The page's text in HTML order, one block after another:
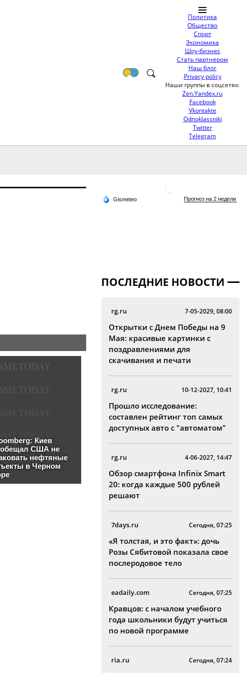
Политика
Общество
Спорт
Экономика
Шоу-бизнес
Стать партнером
Наш блог
Privacy policy
Наши группы в соцсетях:
Zen.Yandex.ru
Facebook
Vkontakte
Odnoklassniki
Twitter
Telegram
ПОСЛЕДНИЕ НОВОСТИ
rg.ru 7-05-2029, 08:00
Открытки с Днем Победы на 9
Мая: красивые картинки с
поздравлениями для
скачивания и печати
rg.ru 10-12-2027, 10:41
Прошло исследование:
составлен рейтинг топ самых
доступных авто с "автоматом"
rg.ru 4-06-2027, 14:47
Обзор смартфона Infinix Smart
20: когда каждые 500 рублей
решают
7days.ru Сегодня, 07:25
«Я толстая, и это факт»: дочь
Розы Сябитовой показала свое
послеродовое тело
eadaily.com Сегодня, 07:25
Кравцов: с началом учебного
года школьники будут учиться
по новой программе
ria.ru Сегодня, 07:24